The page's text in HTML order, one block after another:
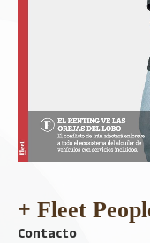
+ Fleet
Contacto